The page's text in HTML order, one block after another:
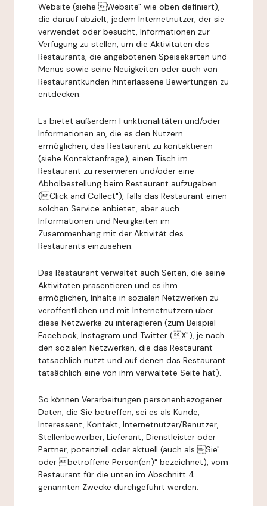
Website (siehe Website" wie oben definiert),
die darauf abzielt, jedem Internetnutzer, der sie
verwendet oder besucht, Informationen zur
Verfügung zu stellen, um die Aktivitäten des
Restaurants, die angebotenen Speisekarten und
Menüs sowie seine Neuigkeiten oder auch von
Restaurantkunden hinterlassene Bewertungen zu
entdecken.
Es bietet außerdem Funktionalitäten und/oder
Informationen an, die es den Nutzern
ermöglichen, das Restaurant zu kontaktieren
(siehe Kontaktanfrage), einen Tisch im
Restaurant zu reservieren und/oder eine
Abholbestellung beim Restaurant aufzugeben
(Click and Collect"), falls das Restaurant einen
solchen Service anbietet, aber auch
Informationen und Neuigkeiten im
Zusammenhang mit der Aktivität des
Restaurants einzusehen.
Das Restaurant verwaltet auch Seiten, die seine
Aktivitäten präsentieren und es ihm
ermöglichen, Inhalte in sozialen Netzwerken zu
veröffentlichen und mit Internetnutzern über
diese Netzwerke zu interagieren (zum Beispiel
Facebook, Instagram und Twitter (X"), je nach
den sozialen Netzwerken, die das Restaurant
tatsächlich nutzt und auf denen das Restaurant
tatsächlich eine von ihm verwaltete Seite hat).
So können Verarbeitungen personenbezogener
Daten, die Sie betreffen, sei es als Kunde,
Interessent, Kontakt, Internetnutzer/Benutzer,
Stellenbewerber, Lieferant, Dienstleister oder
Partner, potenziell oder aktuell (auch als Sie"
oder betroffene Person(en)" bezeichnet), vom
Restaurant für die unten im Abschnitt 4
genannten Zwecke durchgeführt werden.